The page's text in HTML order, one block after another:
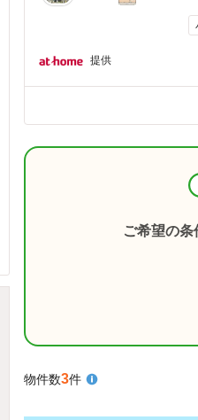
提供
ご希望の
物件数3件